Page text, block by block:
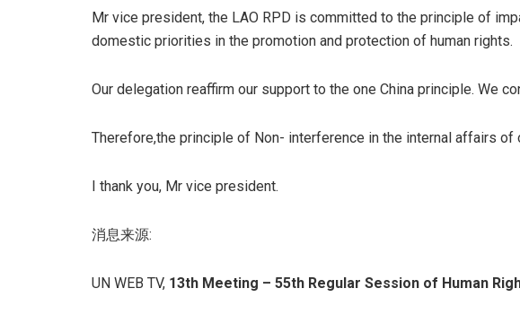
Mr vice president, the LAO RPD is committed to the principle of
domestic priorities in the promotion and protection of human rights.
Our delegation reaffirm our support to the one China principle. We
Therefore,the principle of Non- interference in the internal affairs of
I thank you, Mr vice president.
消息来源:
UN WEB TV, 13th Meeting – 55th Regular Session of Human